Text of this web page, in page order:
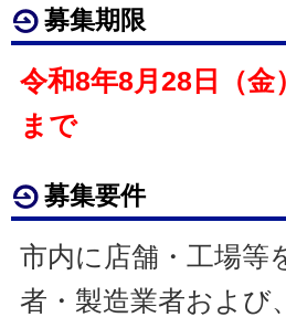
募集期限
令和8年8月28日（金
まで
募集要件
市内に店舗・工場等
者・製造業者および